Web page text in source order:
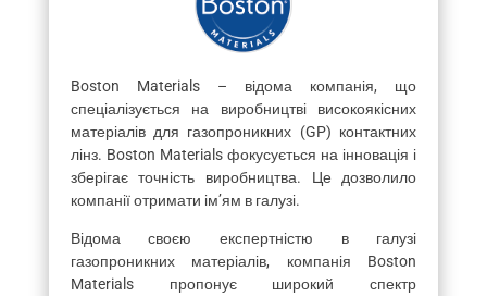
Boston Materials – відома компанія, що
спеціалізується на виробництві високоякісних
матеріалів для газопроникних (GP) контактних
лінз. Boston Materials фокусується на інновація і
зберігає точність виробництва. Це дозволило
компанії отримати ім’ям в галузі.
Відома своєю експертністю в галузі
газопроникних матеріалів, компанія Boston
Materials пропонує широкий спектр